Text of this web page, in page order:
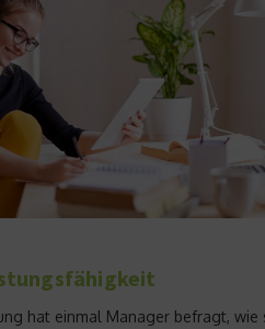
hat einmal Manager befragt, wie